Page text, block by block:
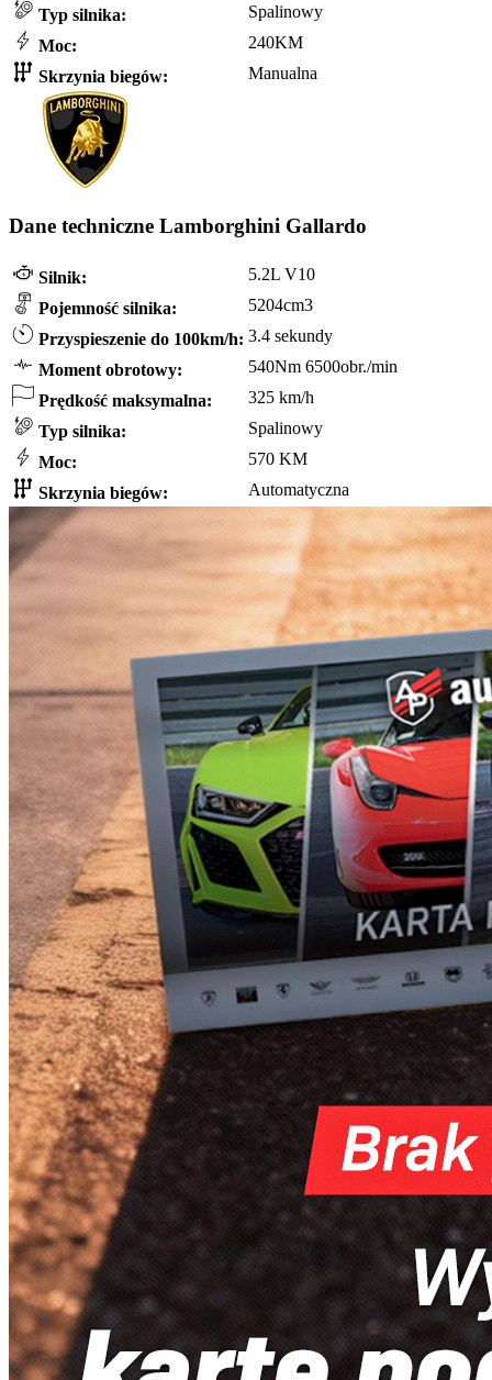
Typ silnika:
Spalinowy
Moc:
240KM
Skrzynia biegów:
Manualna
Dane techniczne Lamborghini Gallardo
Silnik:
5.2L V10
Pojemność silnika:
5204cm3
Przyspieszenie do 100km/h: 3.4 sekundy
Moment obrotowy:
540Nm 6500obr./min
Prędkość maksymalna:
325 km/h
Typ silnika:
Spalinowy
Moc:
570 KM
Skrzynia biegów:
Automatyczna